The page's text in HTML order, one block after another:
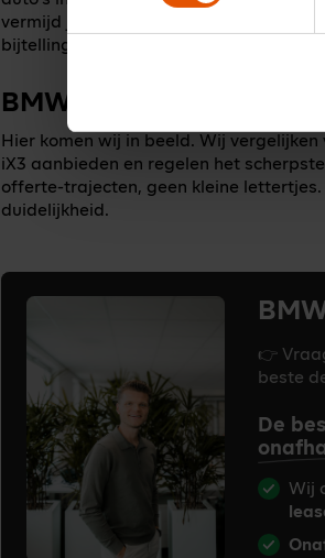
vermijd je niet alleen die heffing, maar
bijtellingsregels op je zakelijke
BMW iX3 zakelijk
Hier komen wij in beeld. Wij
iX3 aanbieden en regelen het
offerte-trajecten, geen kleine
duidelijkheid.
👉
beste
De
Wij